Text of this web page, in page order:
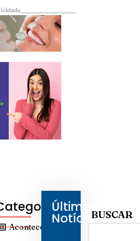
Aconteceu
Últimas
NotíciasBUSCAR